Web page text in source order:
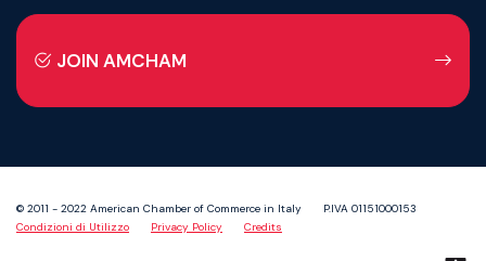
JOIN AMCHAM
© 2011 - 2022 American Chamber of Commerce in Italy
P.IVA 01151000153
Condizioni di Utilizzo
Privacy Policy Credits